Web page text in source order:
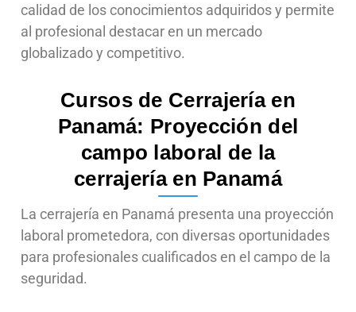
calidad de los conocimientos adquiridos y permite
al profesional destacar en un mercado
globalizado y competitivo.
Cursos de Cerrajería en
Panamá: Proyección del
campo laboral de la
cerrajería en Panamá
La cerrajería en Panamá presenta una proyección
laboral prometedora, con diversas oportunidades
para profesionales cualificados en el campo de la
seguridad.